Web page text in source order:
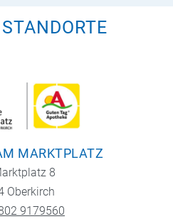
MARKTPLATZ
8
Oberkirch
9179560